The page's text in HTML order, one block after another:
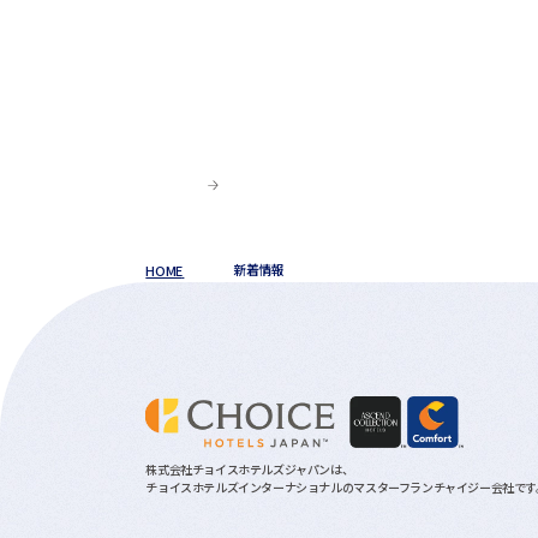
HOME 新着情報
株式会社チョイスホテルズジャパンは、
チョイスホテルズインターナショナルのマスターフランチャイジー会社で